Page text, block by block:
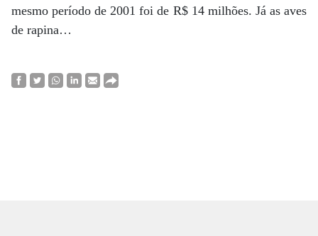
mesmo período de 2001 foi de R$ 14 milhões. Já as aves
de rapina…